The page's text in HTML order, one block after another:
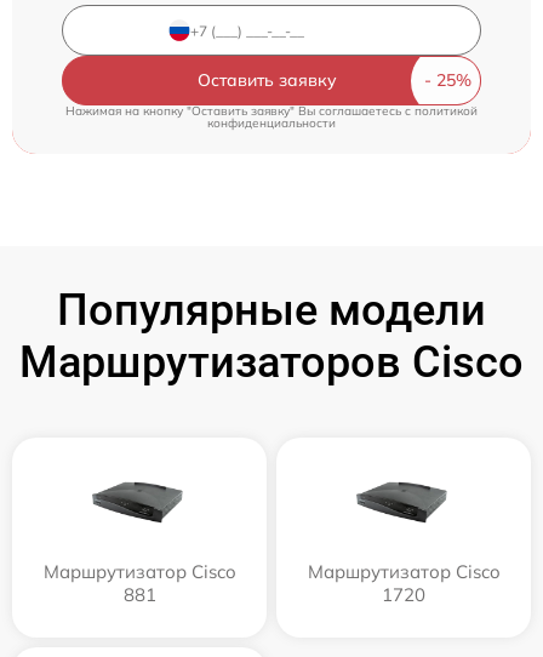
Оставить заявку
Нажимая на кнопку "Оставить заявку" Вы соглашаетесь cполитикой
конфиденциальности
Популярные модели
Маршрутизаторов Cisco
Маршрутизатор Cisco
881
Маршрутизатор Cisco
1720